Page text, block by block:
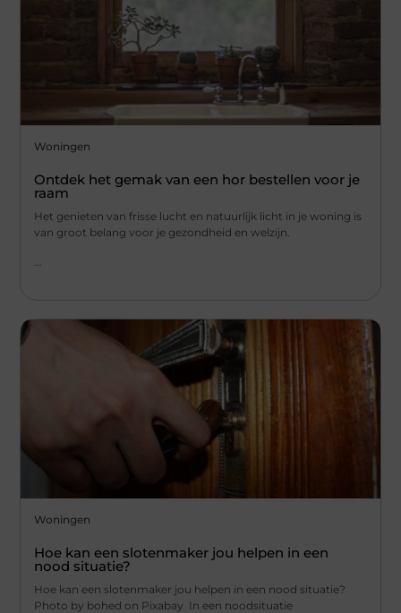
Woningen
Ontdek het gemak van een hor bestellen voor je
raam
Het genieten van frisse lucht en natuurlijk licht in je woning is
van groot belang voor je gezondheid en welzijn.
Woningen
Hoe kan een slotenmaker jou helpen in een
nood situatie?
Hoe kan een slotenmaker jou helpen in een nood situatie?
Photo by bohed on Pixabay ‍ In een noodsituatie